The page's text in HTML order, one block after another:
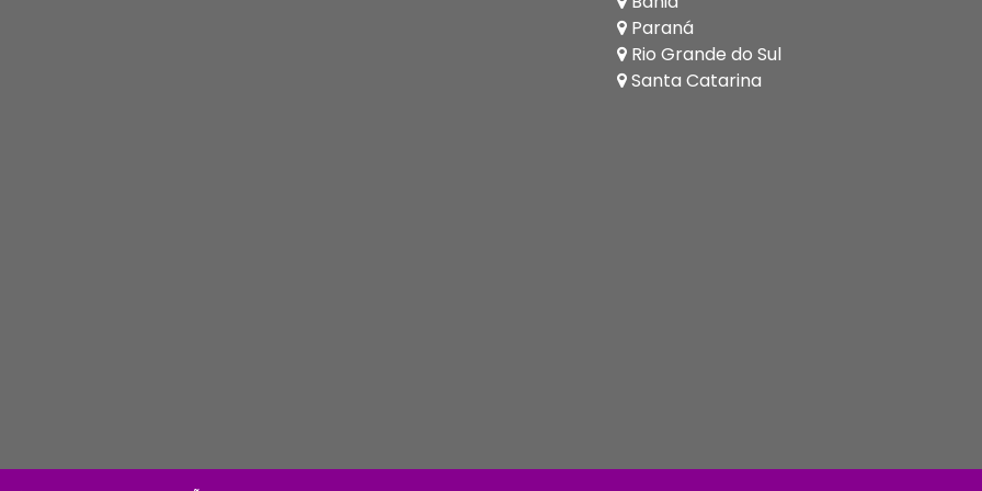
Paraná
Rio Grande do Sul
Santa Catarina